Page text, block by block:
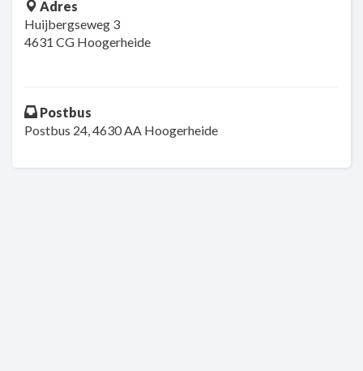
Adres
Huijbergseweg 3
4631 CG Hoogerheide
Postbus
Postbus 24, 4630 AA Hoogerheide